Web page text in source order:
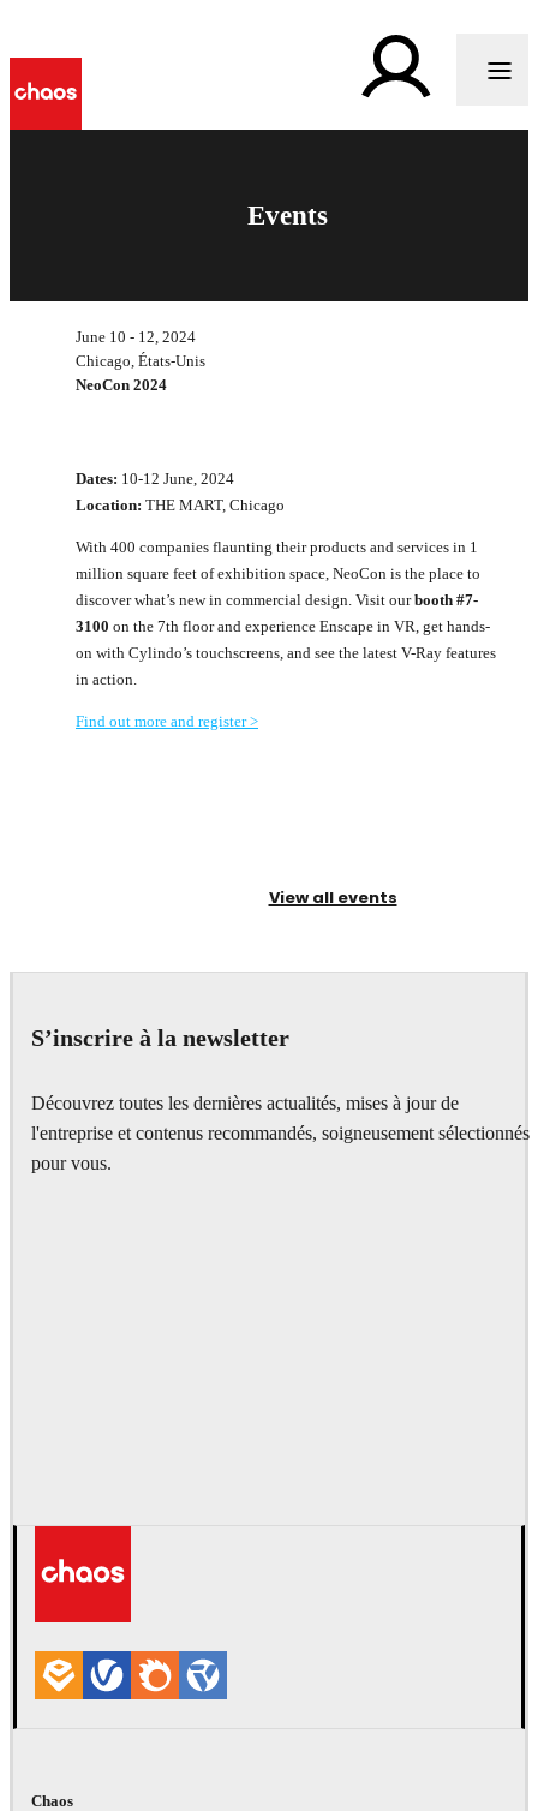
Events
June 10 - 12, 2024
Chicago, États-Unis
NeoCon 2024
Dates: 10-12 June, 2024
Location: THE MART, Chicago
With 400 companies flaunting their products and services in 1
million square feet of exhibition space, NeoCon is the place to
discover what’s new in commercial design. Visit ourbooth #7-
3100 on the 7th floor and experience Enscape in VR, get hands-
on with Cylindo’s touchscreens, and see the latest V-Ray features
in action.
Find out more and register >
View all events
S’inscrire à la newsletter
Découvrez toutes les dernières actualités, mises à jour de
l'entreprise et contenus recommandés, soigneusement sélectionnés
pour vous.
Chaos